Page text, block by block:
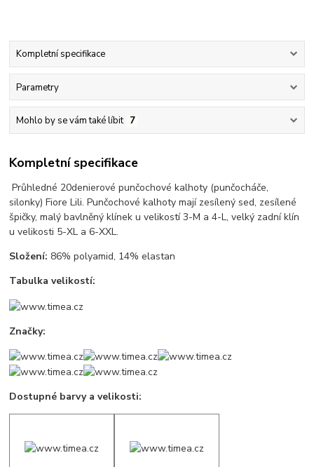
Kompletní specifikace
Parametry
Mohlo by se vám také líbit 7
Kompletní specifikace
Průhledné 20denierové punčochové kalhoty (punčocháče,
silonky) Fiore Lili. Punčochové kalhoty mají zesílený sed, zesílené
špičky, malý bavlněný klínek u velikostí 3-M a 4-L, velký zadní klín
u velikosti 5-XL a 6-XXL.
Složení: 86% polyamid, 14% elastan
Tabulka velikostí:
Značky:
Dostupné barvy a velikosti: